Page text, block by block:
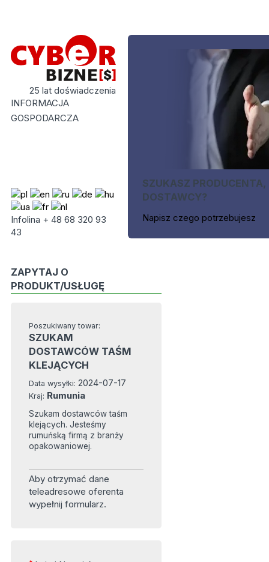
25 lat doświadczenia
INFORMACJA
GOSPODARCZA
Infolina + 48 68 320 93
43
SZUKASZ PRODUCENTA,
DOSTAWCY?
Napisz czego potrzebujesz
ZAPYTAJ O
PRODUKT/USŁUGĘ
Poszukiwany towar:
SZUKAM
DOSTAWCÓW TAŚM
KLEJĄCYCH
Data wysyłki: 2024-07-17
Kraj: Rumunia
Szukam dostawców taśm
klejących. Jesteśmy
rumuńską firmą z branży
opakowaniowej.
Aby otrzymać dane
teleadresowe oferenta
wypełnij formularz.